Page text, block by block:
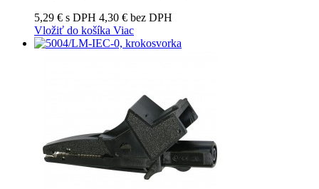
5,29 € s DPH 4,30 € bez DPH
Vložiť do košíka Viac